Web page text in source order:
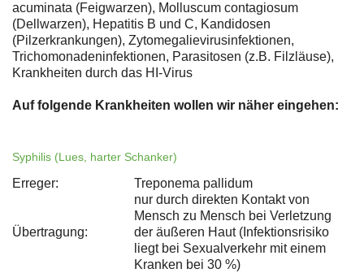
acuminata (Feigwarzen), Molluscum contagiosum
(Dellwarzen), Hepatitis B und C, Kandidosen
(Pilzerkrankungen), Zytomegalievirusinfektionen,
Trichomonadeninfektionen, Parasitosen (z.B. Filzläuse),
Krankheiten durch das HI-Virus
Auf folgende Krankheiten wollen wir näher eingehen:
Syphilis (Lues, harter Schanker)
Erreger: Treponema pallidum
Übertragung:
nur durch direkten Kontakt von
Mensch zu Mensch bei Verletzung
der äußeren Haut (Infektionsrisiko
liegt bei Sexualverkehr mit einem
Kranken bei 30 %)